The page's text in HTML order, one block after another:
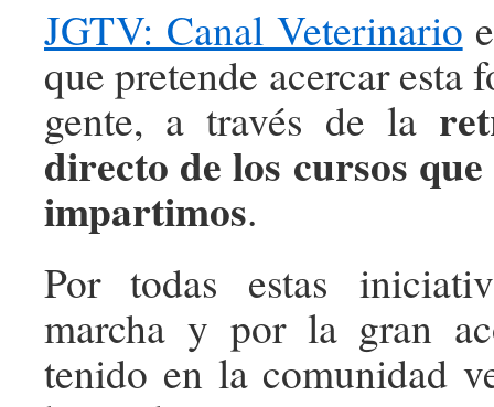
JGTV: Canal Veterinario
que pretende acercar esta
gente, a través de la
directo de los cursos
impartimos.
Por todas estas
marcha y por la gran
tenido en la comunidad